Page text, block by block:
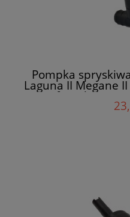
Pompka
Laguna II Megane
Trafic Vel Satis